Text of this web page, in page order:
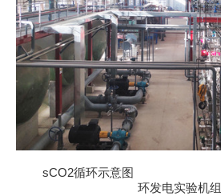
sCO2循环示意图
环发电实验机组